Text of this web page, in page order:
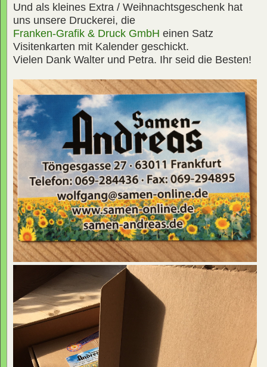
Und als kleines Extra / Weihnachtsgeschenk hat
uns unsere Druckerei, die
Franken-Grafik & Druck GmbH einen Satz
Visitenkarten mit Kalender geschickt.
Vielen Dank Walter und Petra. Ihr seid die Besten!